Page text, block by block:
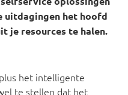
uitdagingen het hoofd
je resources te halen.
het intelligente
te stellen dat het